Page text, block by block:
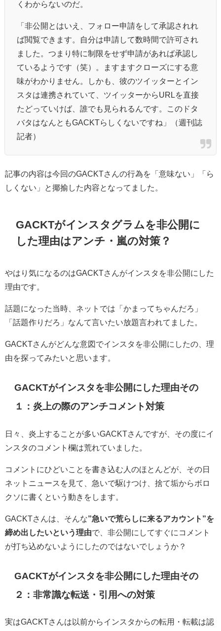
くわからないのだ。
「非公開とはいえ、フォロー申請をして承認されれ
ば閲覧できます。自分は申請して数時間で許可され
ました。つまり特に制限をせず申請があれば承認し
ているようです（笑）。ますますクローズにする意
味がわかりません。しかも、彼のツイッターとイン
スタは連携されていて、ツイッターからURLを直接
たどっていけば、誰でも見られるんです。このドタ
バタはなんともGACKTらしくないですね」（週刊誌
記者）
記事の内容は今回のGACKTさんの行為を「意味ない」「ら
しくない」と揶揄した内容となってました。
GACKTがインスタグラムを非公開に
した理由はアンチ・嵐の対策？
やはり気になるのはGACKTさんがインスタを非公開にした
理由です。
話題になった当時、ネットでは「かまってちゃんだろ」
「話題作りだろ」なんて言いたい放題言われてました。
GACKTさんがどんな意図でインスタを非公開にしたの、理
由を探ってみたいと思います。
GACKTがインスタを非公開にした理由その
１：炎上の際のアンチコメント対策
日々、炎上することが多いGACKTさんですが、その度にイ
ンスタのコメント欄は荒れていました。
コメントにひどいことを書き込む人のほとんどが、その日
ネットニュースを見て、急いで駆けつけ、捨て垢からボロ
クソに書くという動きをします。
GACKTさんは、そんな”急いで荒らしに来るアカウント”を
締め出したいという理由で、非公開にしてすぐにコメント
が打ち込めないようにしたのではないでしょうか？
GACKTがインスタを非公開にした理由その
２：非常識な転送・引用への対策
実はGACKTさんは以前からインスタからの転用・転載は認